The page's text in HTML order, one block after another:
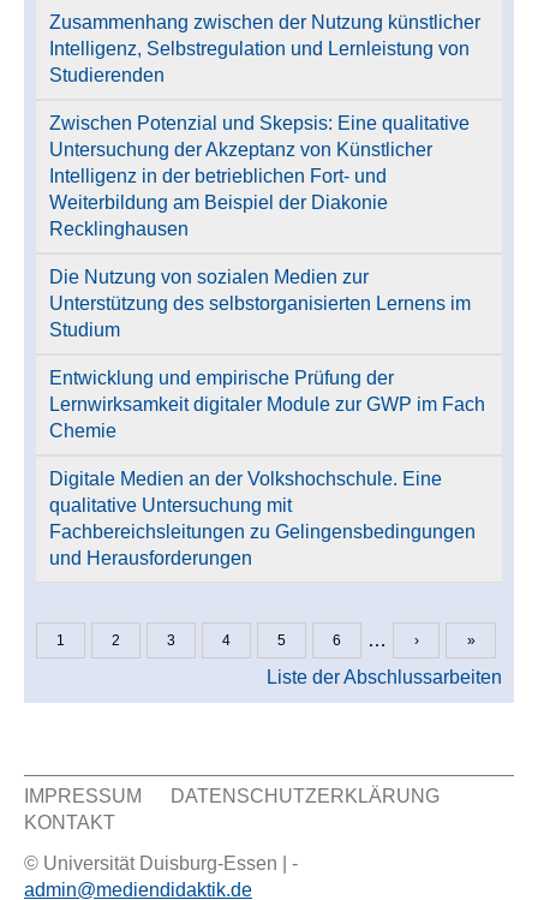
Zusammenhang zwischen der Nutzung künstlicher
Intelligenz, Selbstregulation und Lernleistung von
Studierenden
Zwischen Potenzial und Skepsis: Eine qualitative
Untersuchung der Akzeptanz von Künstlicher
Intelligenz in der betrieblichen Fort- und
Weiterbildung am Beispiel der Diakonie
Recklinghausen
Die Nutzung von sozialen Medien zur
Unterstützung des selbstorganisierten Lernens im
Studium
Entwicklung und empirische Prüfung der
Lernwirksamkeit digitaler Module zur GWP im Fach
Chemie
Digitale Medien an der Volkshochschule. Eine
qualitative Untersuchung mit
Fachbereichsleitungen zu Gelingensbedingungen
und Herausforderungen
Seiten
1 2 3 4 5 6 … › »
Liste der Abschlussarbeiten
Sekundär Menü
IMPRESSUM
DATENSCHUTZERKLÄRUNG
KONTAKT
© Universität Duisburg-Essen | -
admin@mediendidaktik.de